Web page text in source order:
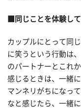
■同じことを体験し
カップルにとって同
に笑うという行動は
のパートナーとこれ
感じるときは、一緒
マンネリがちになっ
なと感じたら、一緒